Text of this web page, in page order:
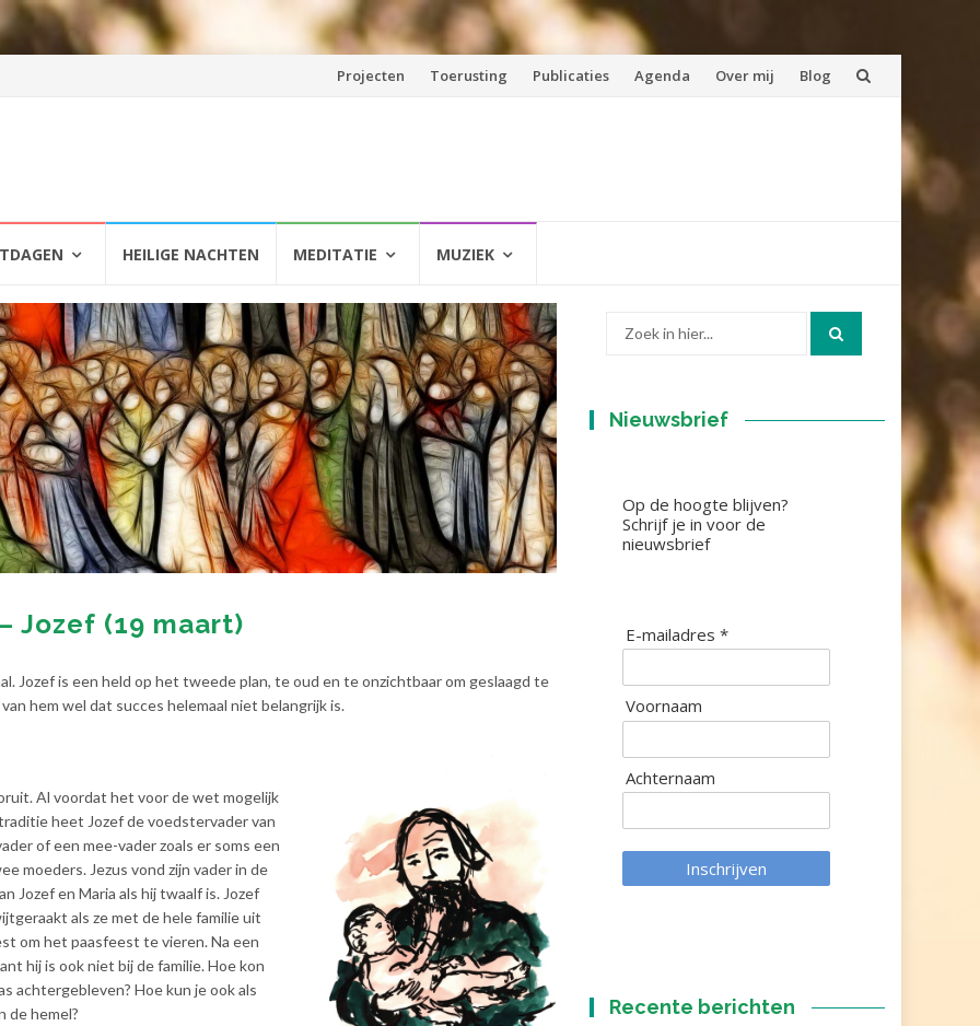
Spring
Projecten Toerusting Publicaties Agenda Over mij Blog
HEILIGE NACHTEN MEDITATIE MUZIEK
Jozef (19 maart)
Jozef is een held op het tweede plan, te oud en te onzichtbaar om geslaagd te
hem wel dat succes helemaal niet belangrijk is.
Al voordat het voor de wet mogelijk
heet Jozef de voedstervader van
of een mee-vader zoals er soms een
moeders. Jezus vond zijn vader in de
Jozef en Maria als hij twaalf is. Jozef
als ze met de hele familie uit
om het paasfeest te vieren. Na een
hij is ook niet bij de familie. Hoe kon
achtergebleven? Hoe kun je ook als
de hemel?
Nieuwsbrief
Op de hoogte blijven?
Schrijf je in voor de
nieuwsbrief
E-mailadres *
Voornaam
Achternaam
Inschrijven
Recente berichten